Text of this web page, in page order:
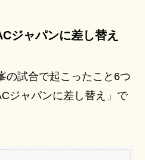
ジャパンに差し替え
の試合で起こったこと6つ
ジャパンに差し替え」で